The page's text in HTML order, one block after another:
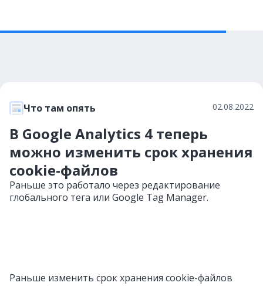
Что там опять 02.08.2022
В Google Analytics 4 теперь
можно изменить срок хранения
cookie-файлов
Раньше это работало через редактирование
глобального тега или Google Tag Manager.
Раньше изменить срок хранения cookie-файлов